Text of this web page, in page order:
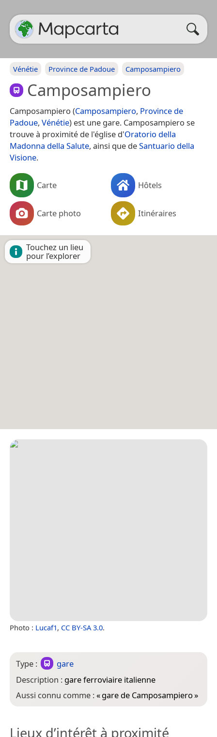
Vénétie Province de Padoue Camposampiero
Camposampiero
Camposampiero (Camposampiero, Province de
Padoue, Vénétie) est une gare. Camposampiero se
trouve à proximité de l'église d'Oratorio della
Madonna della Salute, ainsi que deSantuario della
Visione.
Carte Hôtels
Carte photo Itinéraires
Touchez un lieu
pour l’explorer
Photo : Lucaf1, CC BY-SA 3.0.
Type :
gare
Description : gare ferroviaire italienne
Aussi connu comme :«gare de Camposampiero»
Lieux d’intérêt à proximité